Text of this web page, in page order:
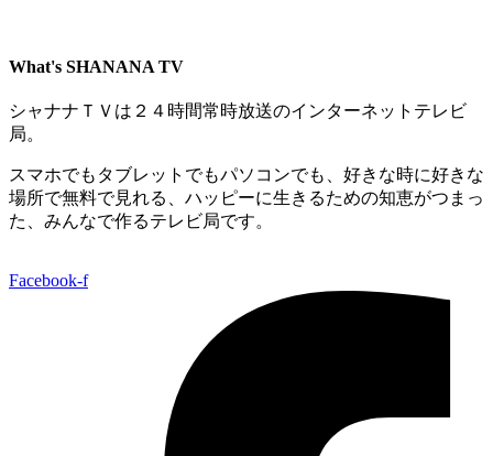
What's SHANANA TV
シャナナＴＶは２４時間常時放送のインターネットテレビ
局。
スマホでもタブレットでもパソコンでも、好きな時に好きな
場所で無料で見れる、 ハッピーに生きるための知恵がつまっ
た、みんなで作るテレビ局です。
Facebook-f